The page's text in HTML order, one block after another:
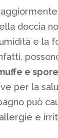
doccia
e la
e spore
per la
può
e